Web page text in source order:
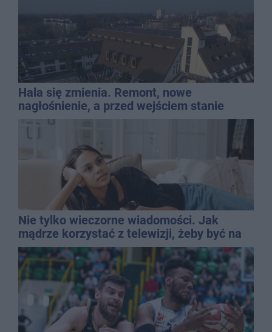
Hala się zmienia. Remont, nowe
nagłośnienie, a przed wejściem stanie
QEMETICA ARENA
Nie tylko wieczorne wiadomości. Jak
mądrze korzystać z telewizji, żeby być na
bieżąco, ale nie żyć w informacyjnym
chaosie?